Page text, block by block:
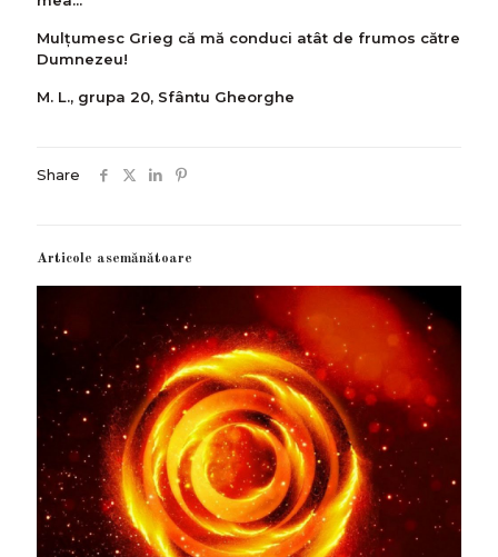
Mulţumesc Grieg că mă conduci atât de frumos către
Dumnezeu!
M. L., grupa 20, Sfântu Gheorghe
Share
Articole asemănătoare